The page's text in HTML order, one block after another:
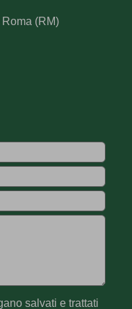
(RM)
salvati e trattati